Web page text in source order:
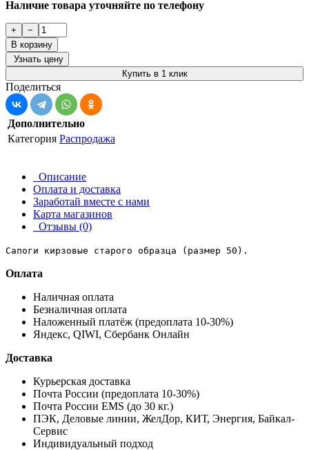
Наличие товара уточняйте по телефону
+
−
В корзину
Узнать цену
Купить в 1 клик
Поделиться
Дополнительно
Категория Распродажа
Описание
Оплата и доставка
Заработай вместе с нами
Карта магазинов
Отзывы (0)
Сапоги кирзовые старого образца (размер 50).
Оплата
Наличная оплата
Безналичная оплата
Наложенный платёж (предоплата 10-30%)
Яндекс, QIWI, Сбербанк Онлайн
Доставка
Курьерская доставка
Почта России (предоплата 10-30%)
Почта России EMS (до 30 кг.)
ПЭК, Деловые линии, ЖелДор, КИТ, Энергия, Байкал-
Сервис
Индивидуальный подход